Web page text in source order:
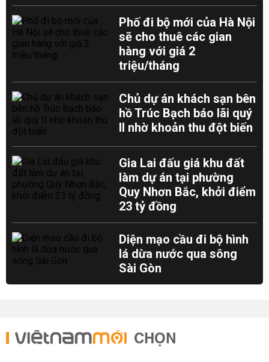
Phố đi bộ mới của Hà Nội
sẽ cho thuê các gian
hàng với giá 2
triệu/tháng
Chủ dự án khách sạn bên
hồ Trúc Bạch báo lãi quý
II nhờ khoản thu đột biến
Gia Lai đấu giá khu đất
làm dự án tại phường
Quy Nhơn Bắc, khởi điểm
23 tỷ đồng
Diện mạo cầu đi bộ hình
lá dừa nước qua sông
Sài Gòn
CHỌN